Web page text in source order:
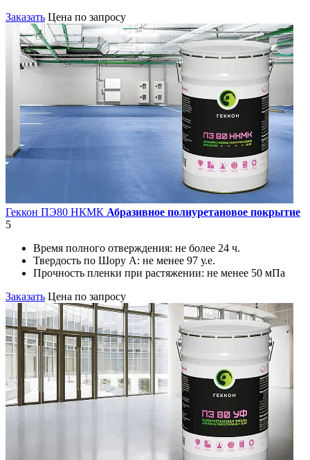
Заказать Цена по запросу
Геккон ПЭ80 НКМК Абразивное полиуретановое покрытие
5
Время полного отверждения: не более 24 ч.
Твердость по Шору А: не менее 97 у.е.
Прочность пленки при растяжении: не менее 50 мПа
Заказать Цена по запросу